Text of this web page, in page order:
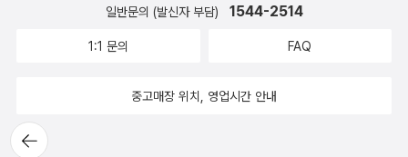
뒤로가
기
일반문의 (발신자 부담) 1544-2514
1:1 문의 FAQ
중고매장 위치, 영업시간 안내